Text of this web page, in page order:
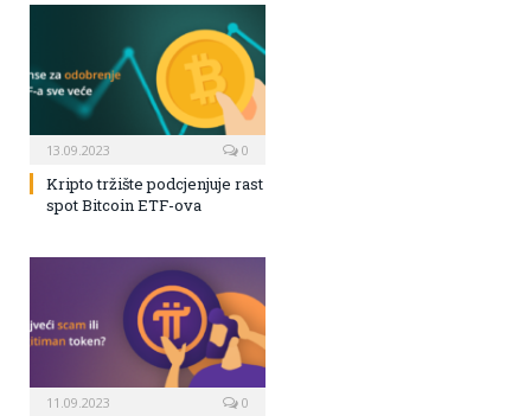
13.09.2023 0
Kripto tržište podcjenjuje rast
spot Bitcoin ETF-ova
11.09.2023 0